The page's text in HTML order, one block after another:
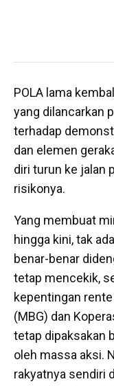
POLA lama
yang dilancarkan
terhadap
dan elemen
diri turun ke jalan
risikonya.
Yang membuat
hingga kini, tak
benar-benar
tetap mencekik,
kepentingan
(MBG) dan
tetap dipaksakan
oleh massa aksi.
rakyatnya sendiri